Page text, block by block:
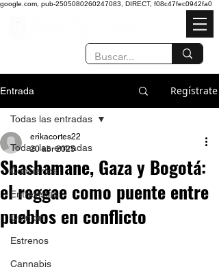
google.com, pub-2505080260247083, DIRECT, f08c47fec0942fa0
Entrada Regístrate
Todas las entradas
Conciertos
Entrevistas
Opinión
Estrenos
Cannabis
Todas las entradas
Shashamane, Gaza y Bogotá:
el reggae como puente entre
pueblos en conflicto
erikacortes22
20 abr 2025